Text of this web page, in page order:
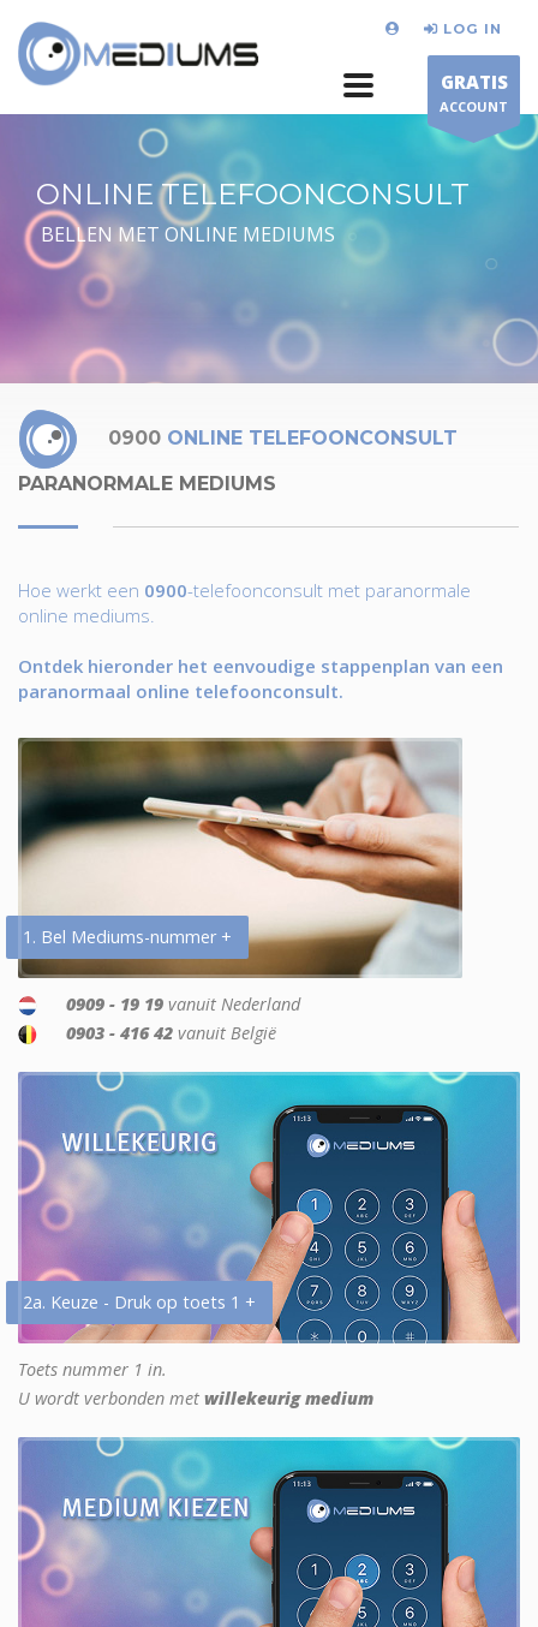
LOG IN
GRATIS
ACCOUNT
ONLINE TELEFOONCONSULT
BELLEN MET ONLINE MEDIUMS
0900 ONLINE TELEFOONCONSULT
PARANORMALE MEDIUMS
Hoe werkt een 0900-telefoonconsult met paranormale
online mediums.
Ontdek hieronder het eenvoudige stappenplan van een
paranormaal online telefoonconsult.
1. Bel Mediums-nummer +
0909 - 19 19 vanuit Nederland
0903 - 416 42 vanuit België
2a. Keuze - Druk op toets 1 +
Toets nummer 1 in.
U wordt verbonden met willekeurig medium